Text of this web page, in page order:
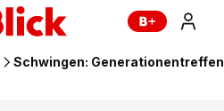
Schwingen: